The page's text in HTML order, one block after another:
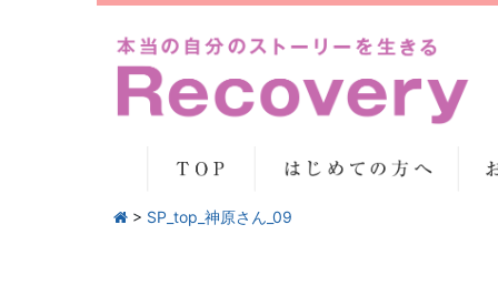
> SP_top_神原さん_09